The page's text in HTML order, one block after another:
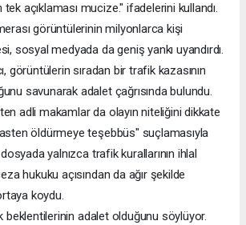
açıklaması mucize." ifadelerini kullandı.
görüntülerinin milyonlarca kişi
sosyal medyada da geniş yankı uyandırdı.
görüntülerin sıradan bir trafik kazasının
savunarak adalet çağrısında bulundu.
adli makamlar da olayın niteliğini dikkate
öldürmeye teşebbüs" suçlamasıyla
yalnızca trafik kurallarının ihlal
hukuku açısından da ağır şekilde
koydu.
beklentilerinin adalet olduğunu söylüyor.